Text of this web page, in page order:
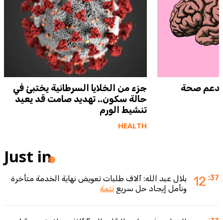
جزء من الخلايا السرطانية يختبئ في
حالة سكون.. تهديد صامت قد يعيد
تنشيط الورم
HEALTH
وتدعم صحة
Just in
12 :37
بلال عبد الله: آلاف طلبات تعويض نهاية الخدمة متأخرة
ونأمل إيجاد حل سريع تتمة